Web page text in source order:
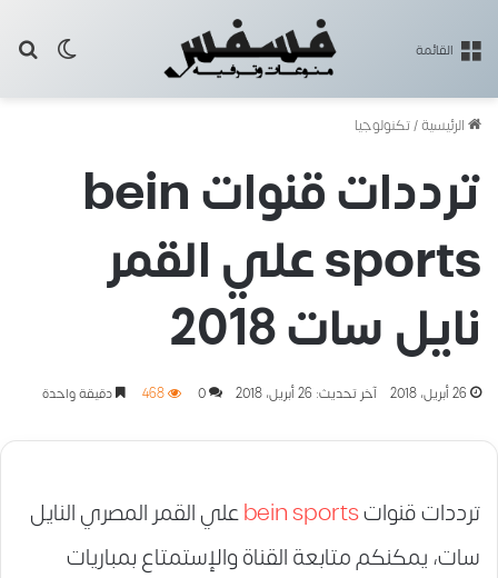
القائمة
الرئيسية/تكنولوجيا
ترددات قنوات bein
sports علي القمر
نايل سات 2018
26 أبريل، 2018 آخر تحديث: 26 أبريل، 2018 0
468 دقيقة واحدة
ترددات قنواتbein sportsعلي القمر المصري النايل
سات، يمكنكم متابعة القناة والإستمتاع بمباريات